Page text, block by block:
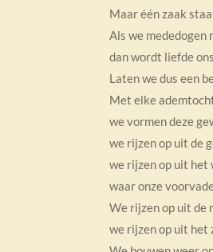
Maar één zaak
Als we mededogen
dan wordt liefde
Laten we dus een
Met elke
we vormen deze
we rijzen op uit de
we rijzen op uit het
waar onze
We rijzen op uit de
we rijzen op uit het